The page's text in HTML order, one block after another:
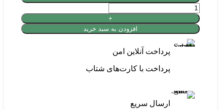
افزودن به سبد خرید
پرداخت آنلاین امن
پرداخت با کارت‌های شتاب
ارسال سریع